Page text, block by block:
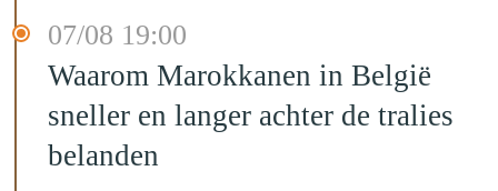
07/08 19:00
Waarom Marokkanen in België
sneller en langer achter de tralies
belanden